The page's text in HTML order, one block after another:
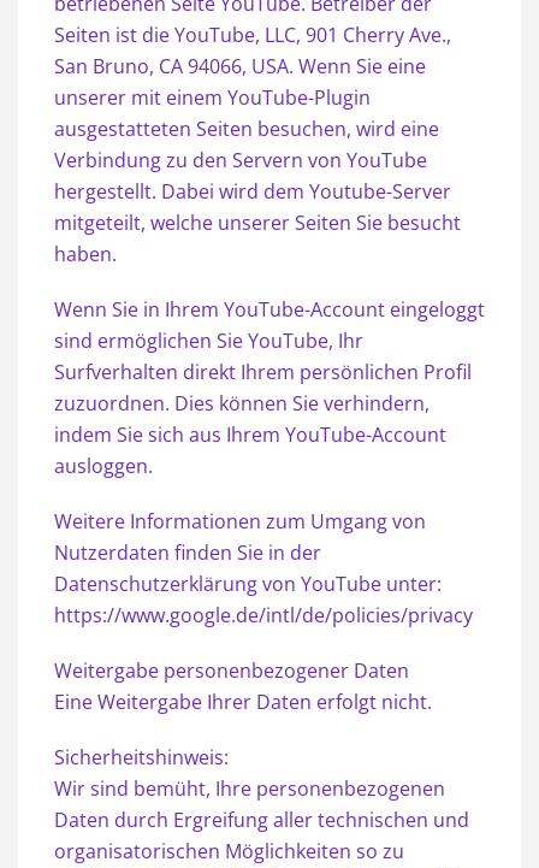
Seiten ist die YouTube, LLC, 901 Cherry Ave.,
San Bruno, CA 94066, USA. Wenn Sie eine
unserer mit einem YouTube-Plugin
ausgestatteten Seiten besuchen, wird eine
Verbindung zu den Servern von YouTube
hergestellt. Dabei wird dem Youtube-Server
mitgeteilt, welche unserer Seiten Sie besucht
haben.
Wenn Sie in Ihrem YouTube-Account eingeloggt
sind ermöglichen Sie YouTube, Ihr
Surfverhalten direkt Ihrem persönlichen Profil
zuzuordnen. Dies können Sie verhindern,
indem Sie sich aus Ihrem YouTube-Account
ausloggen.
Weitere Informationen zum Umgang von
Nutzerdaten finden Sie in der
Datenschutzerklärung von YouTube unter:
https://www.google.de/intl/de/policies/privacy
Weitergabe personenbezogener Daten
Eine Weitergabe Ihrer Daten erfolgt nicht.
Sicherheitshinweis:
Wir sind bemüht, Ihre personenbezogenen
Daten durch Ergreifung aller technischen und
organisatorischen Möglichkeiten so zu